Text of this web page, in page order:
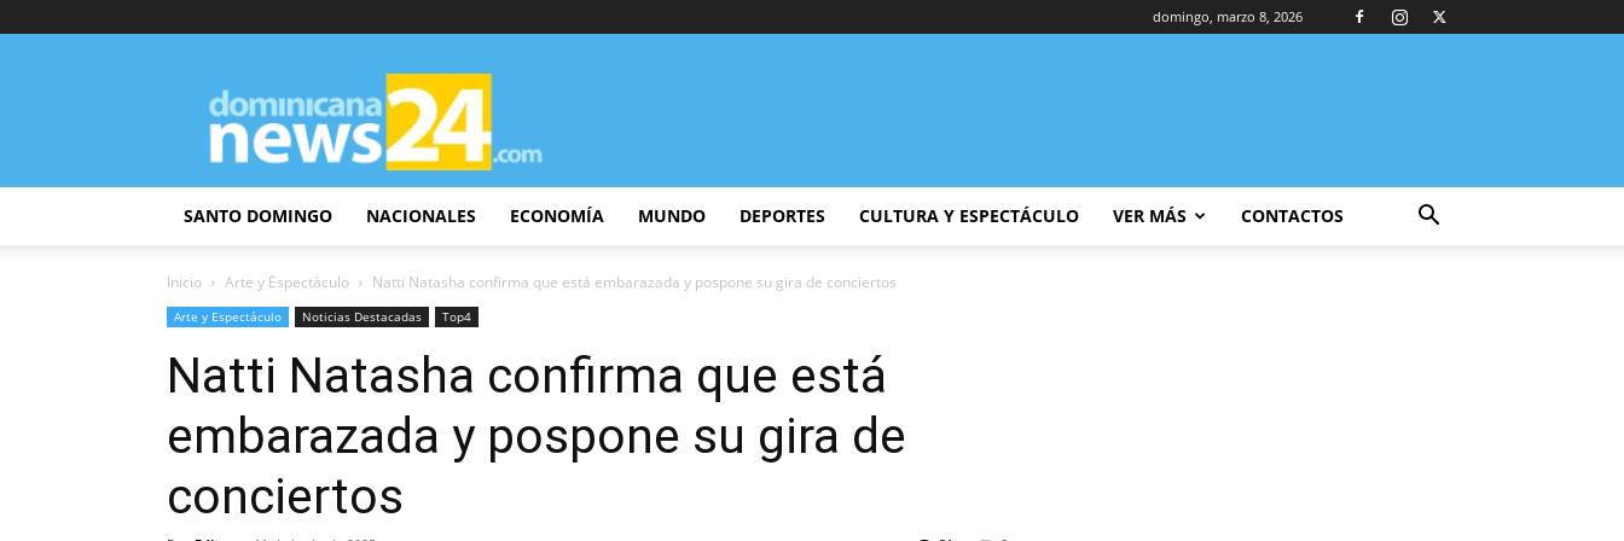
domingo, marzo 8, 2026
DominicanaNews24
SANTO DOMINGO NACIONALES ECONOMÍA MUNDO DEPORTES CULTURA Y ESPECTÁCULO VER MÁS CONTACTOS
Inicio Arte y Espectáculo Natti Natasha confirma que está embarazada y pospone su gira de conciertos
Arte y Espectáculo Noticias Destacadas Top4
Natti Natasha confirma que está
embarazada y pospone su gira de
conciertos